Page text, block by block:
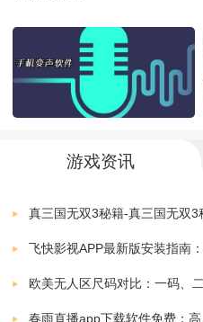
孩子收银员游戏及有机会
纳管理和图书馆员和专业
一个库出纳！学校出纳必
精细提交与图书馆间隙。
80.00 MB
高中女生战斗
版本：v1.0.6 56.93 MB
版本：v1.0.6 56.93 MB
高中女校模拟器
高中女生大决战
游戏资讯